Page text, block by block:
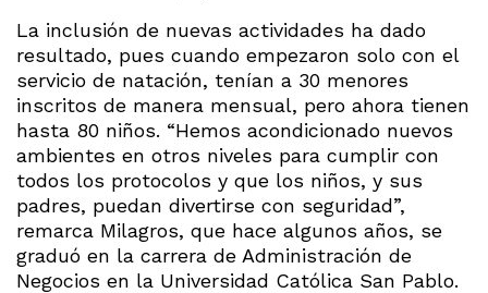
La inclusión de nuevas actividades ha dado
resultado, pues cuando empezaron solo con el
servicio de natación, tenían a 30 menores
inscritos de manera mensual, pero ahora tienen
hasta 80 niños. “Hemos acondicionado nuevos
ambientes en otros niveles para cumplir con
todos los protocolos y que los niños, y sus
padres, puedan divertirse con seguridad”,
remarca Milagros, que hace algunos años, se
graduó en la carrera de Administración de
Negocios en la Universidad Católica San Pablo.